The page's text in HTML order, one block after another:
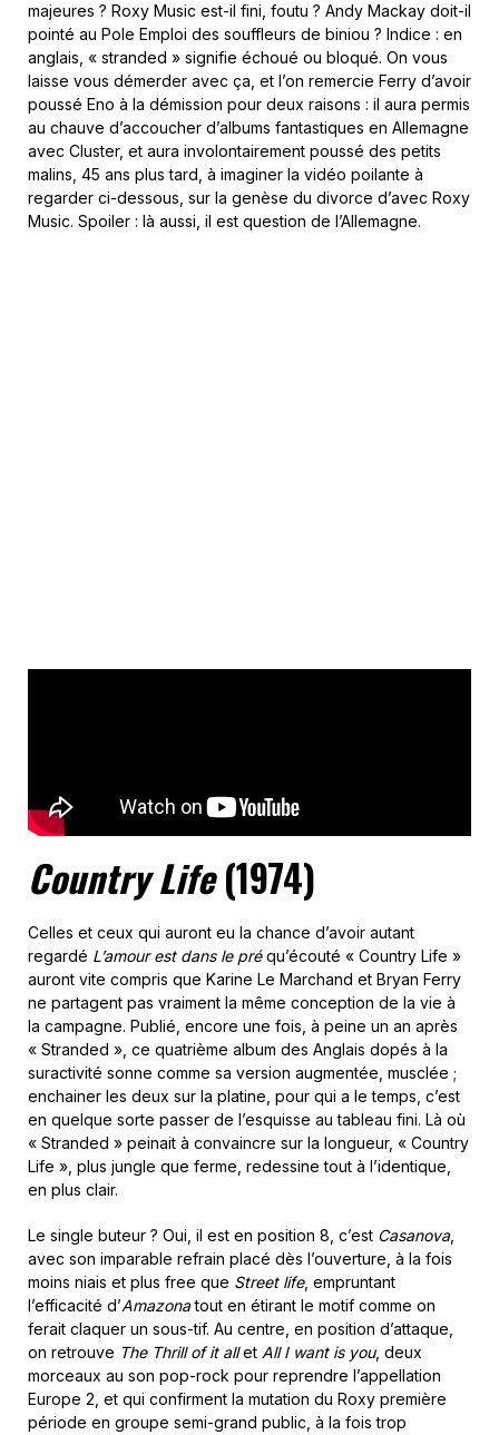
majeures ? Roxy Music est-il fini, foutu ? Andy Mackay doit-il
pointé au Pole Emploi des souffleurs de biniou ? Indice : en
anglais, « stranded » signifie échoué ou bloqué. On vous
laisse vous démerder avec ça, et l’on remercie Ferry d’avoir
poussé Eno à la démission pour deux raisons : il aura permis
au chauve d’accoucher d’albums fantastiques en Allemagne
avec Cluster, et aura involontairement poussé des petits
malins, 45 ans plus tard, à imaginer la vidéo poilante à
regarder ci-dessous, sur la genèse du divorce d’avec Roxy
Music. Spoiler : là aussi, il est question de l’Allemagne.
Country Life(1974)
Celles et ceux qui auront eu la chance d’avoir autant
regardé L’amour est dans le préqu’écouté « Country Life »
auront vite compris que Karine Le Marchand et Bryan Ferry
ne partagent pas vraiment la même conception de la vie à
la campagne. Publié, encore une fois, à peine un an après
« Stranded », ce quatrième album des Anglais dopés à la
suractivité sonne comme sa version augmentée, musclée ;
enchainer les deux sur la platine, pour qui a le temps, c’est
en quelque sorte passer de l’esquisse au tableau fini. Là où
« Stranded » peinait à convaincre sur la longueur, « Country
Life », plus jungle que ferme, redessine tout à l’identique,
en plus clair.
Le single buteur ? Oui, il est en position 8, c’est Casanova,
avec son imparable refrain placé dès l’ouverture, à la fois
moins niais et plus free que Street life, empruntant
l’efficacité d’Amazonatout en étirant le motif comme on
ferait claquer un sous-tif. Au centre, en position d’attaque,
on retrouve The Thrill of it allet All I want is you, deux
morceaux au son pop-rock pour reprendre l’appellation
Europe 2, et qui confirment la mutation du Roxy première
période en groupe semi-grand public, à la fois trop